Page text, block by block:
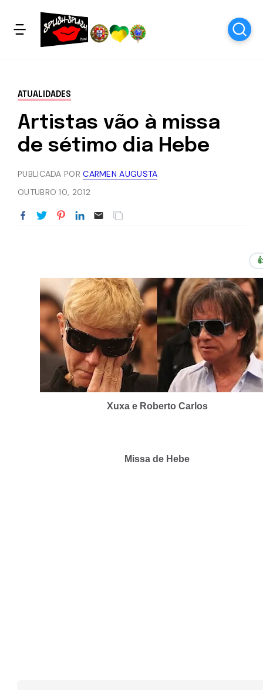
ATUALIDADES
Artistas vão à missa
de sétimo dia Hebe
PUBLICADA PORCARMEN AUGUSTA
OUTUBRO 10, 2012
Xuxa e Roberto Carlos
Missa de Hebe